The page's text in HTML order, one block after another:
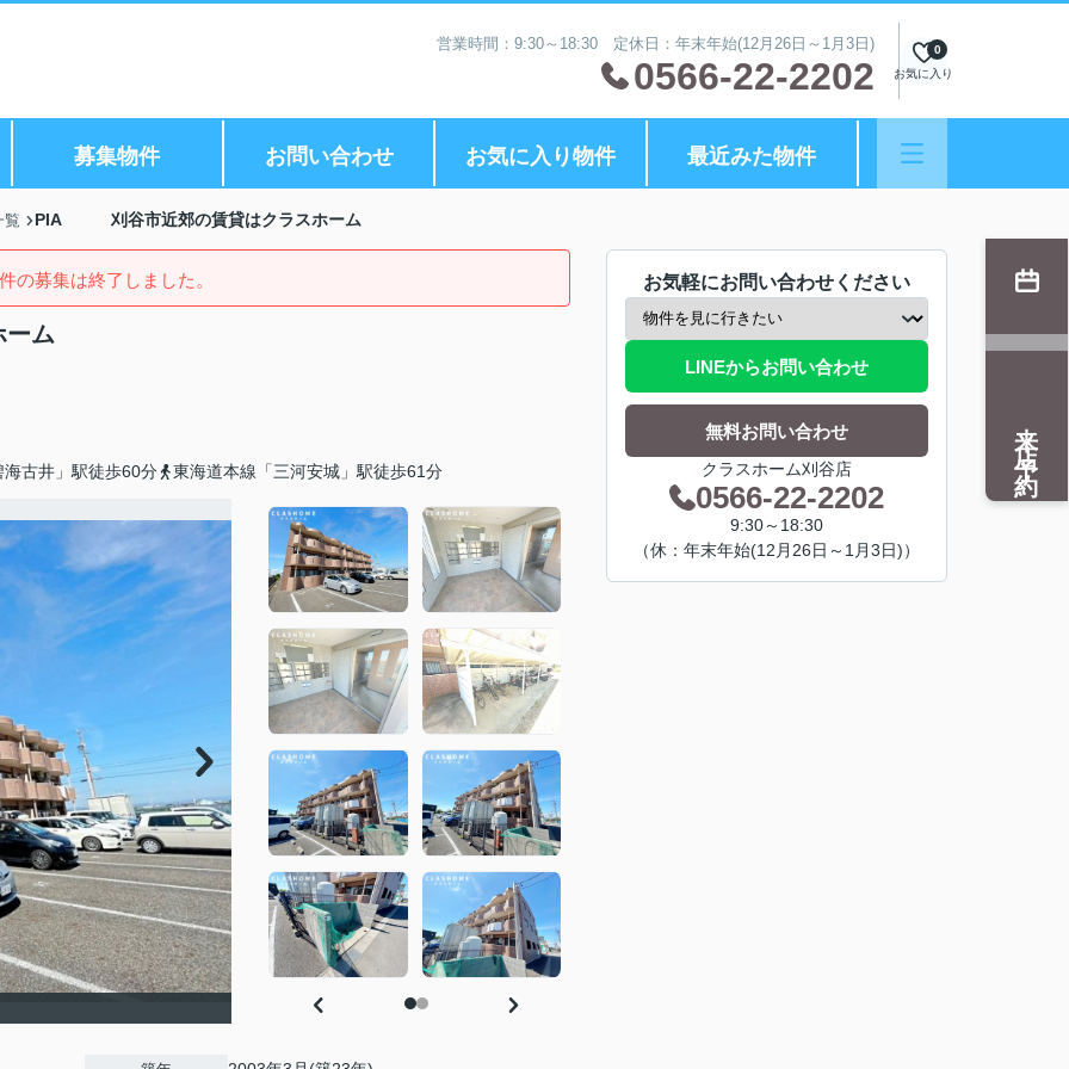
営業時間：9:30～18:30 定休日：年末年始(12月26日～1月3日)
0566-22-2202 お気に入り
0
募集物件 お問い合わせ お気に入り物件 最近みた物件
覧 PIA 刈谷市近郊の賃貸はクラスホーム
の募集は終了しました。
ム
古井」駅徒歩60分 東海道本線「三河安城」駅徒歩61分
お気軽にお問い合わせください
LINEからお問い合わせ
無料お問い合わせ
クラスホーム刈谷店
0566-22-2202
9:30～18:30
（休：年末年始(12月26日～1月3日)）
来店予約